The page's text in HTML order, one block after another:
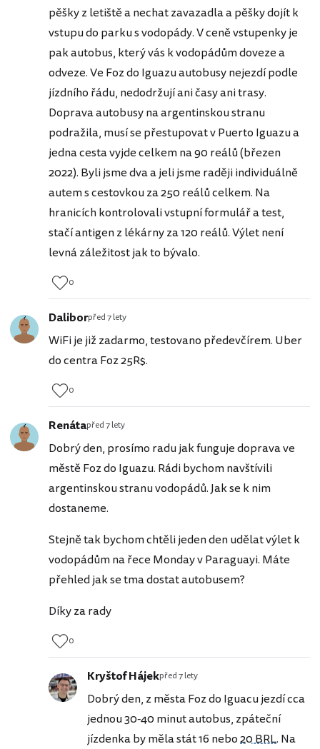
pěšky z letiště a nechat zavazadla a pěšky dojít k
vstupu do parku s vodopády. V ceně vstupenky je
pak autobus, který vás k vodopádům doveze a
odveze. Ve Foz do Iguazu autobusy nejezdí podle
jízdního řádu, nedodržují ani časy ani trasy.
Doprava autobusy na argentinskou stranu
podražila, musí se přestupovat v Puerto Iguazu a
jedna cesta vyjde celkem na 90 reálů (březen
2022). Byli jsme dva a jeli jsme raději individuálně
autem s cestovkou za 250 reálů celkem. Na
hranicích kontrolovali vstupní formulář a test,
stačí antigen z lékárny za 120 reálů. Výlet není
levná záležitost jak to bývalo.
0
Daliborpřed 7 lety
WiFi je již zadarmo, testovano předevčírem. Uber
do centra Foz 25R$.
0
Renátapřed 7 lety
Dobrý den, prosímo radu jak funguje doprava ve
městě Foz do Iguazu. Rádi bychom navštívili
argentinskou stranu vodopádů. Jak se k nim
dostaneme.
Stejně tak bychom chtěli jeden den udělat výlet k
vodopádům na řece Monday v Paraguayi. Máte
přehled jak se tma dostat autobusem?
Díky za rady
0
Kryštof Hájekpřed 7 lety
Dobrý den, z města Foz do Iguacu jezdí cca
jednou 30-40 minut autobus, zpáteční
jízdenka by měla stát 16 nebo20 BRL. Na